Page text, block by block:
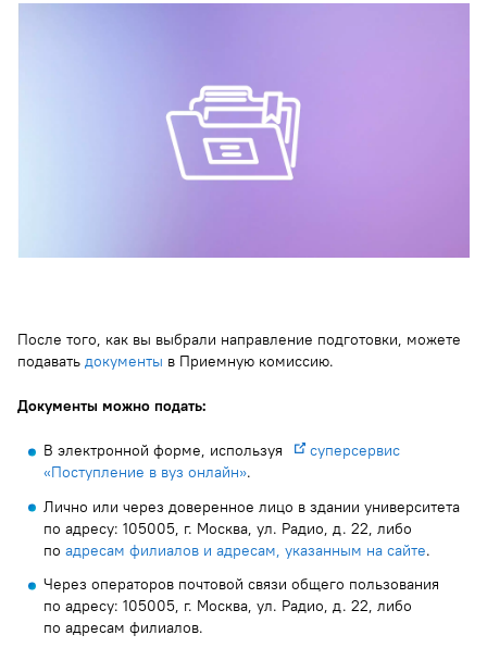
После того, как вы выбрали направление подготовки, можете
подавать документы в Приемную комиссию.
Документы можно подать:
В электронной форме, используя
суперсервис
«Поступление в вуз онлайн».
Лично или через доверенное лицо в здании университета
по адресу: 105005, г. Москва, ул. Радио, д. 22, либо
по адресам филиалов и адресам, указанным на сайте.
Через операторов почтовой связи общего пользования
по адресу: 105005, г. Москва, ул. Радио, д. 22, либо
по адресам филиалов.